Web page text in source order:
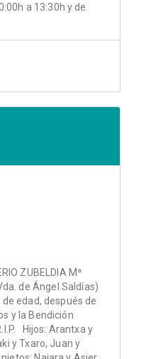
a 13:30h y de
ZUBELDIA Mª
de Ángel Saldías)
edad, después de
y la Bendición
Hijos: Arantxa y
y Txaro, Juan y